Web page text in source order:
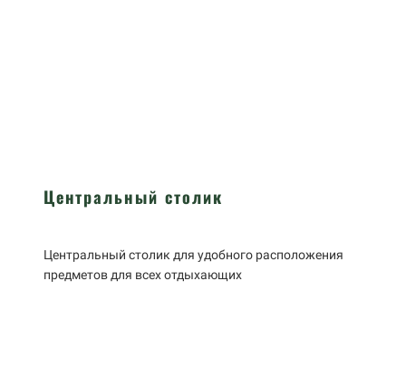
Центральный столик
Центральный столик для удобного расположения
предметов для всех отдыхающих